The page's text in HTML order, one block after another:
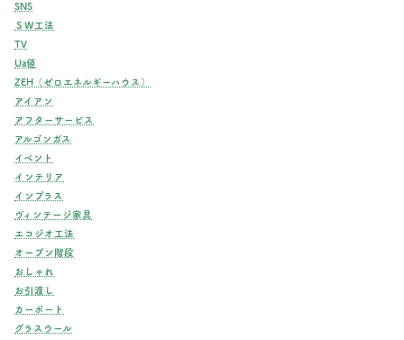
SNS
ＳＷ工法
TV
Ua値
ZEH（ゼロエネルギーハウス）
アイアン
アフターサービス
アルゴンガス
イベント
インテリア
インプラス
ヴィンテージ家具
エコジオ工法
オープン階段
おしゃれ
お引渡し
カーポート
グラスウール